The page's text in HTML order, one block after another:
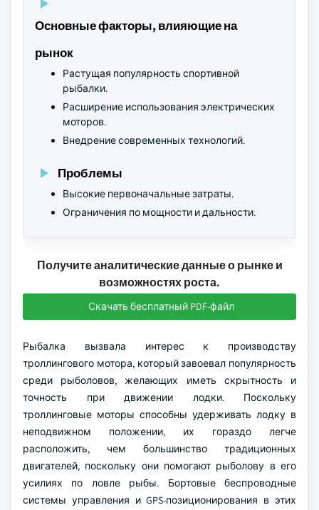
Основные факторы, влияющие на
рынок
Растущая популярность спортивной
рыбалки.
Расширение использования электрических
моторов.
Внедрение современных технологий.
Проблемы
Высокие первоначальные затраты.
Ограничения по мощности и дальности.
Получите аналитические данные о рынке и
возможностях роста.
Скачать бесплатный PDF-файл
Рыбалка вызвала интерес к производству
троллингового мотора, который завоевал популярность
среди рыболовов, желающих иметь скрытность и
точность при движении лодки. Поскольку
троллинговые моторы способны удерживать лодку в
неподвижном положении, их гораздо легче
расположить, чем большинство традиционных
двигателей, поскольку они помогают рыболову в его
усилиях по ловле рыбы. Бортовые беспроводные
системы управления и GPS-позиционирования в этих